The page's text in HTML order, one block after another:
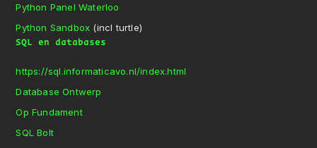
Python Panel Waterloo
Python Sandbox (incl turtle)
SQL en databases
https://sql.informaticavo.nl/index.html
Database Ontwerp
Op Fundament
SQL Bolt